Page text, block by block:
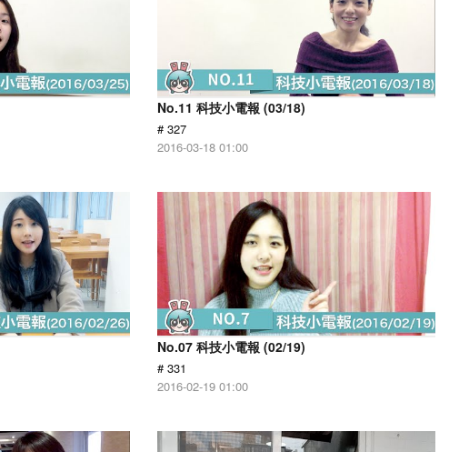
No.11 科技小電報 (03/18)
# 327
2016-03-18 01:00
No.07 科技小電報 (02/19)
# 331
2016-02-19 01:00